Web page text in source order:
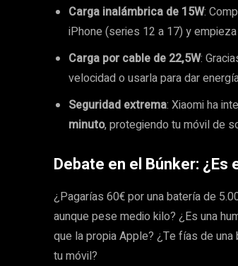
Carga inalámbrica de 15W:
iPhone (series 12 a 17) y
Carga por cable de 22,5W:
velocidad o usarla para dar
Seguridad extrema: Xiaomi ha
minuto, protegiendo tu móvil de
Debate en el Búnker:
¿Pagarías 60€ por una batería de
aunque pese medio kilo? ¿Es una
que la propia Apple? ¿Te fías de
tu móvil?